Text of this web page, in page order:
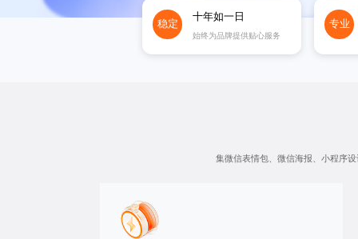
稳定
十年如一日
始终为品牌提供贴心服务
专业
集微信表情包、微信海报、小程序